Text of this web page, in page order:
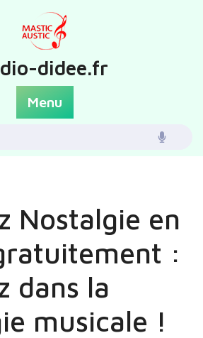
didee.fr
Menu
Nostalgie en
:
dans la
musicale !